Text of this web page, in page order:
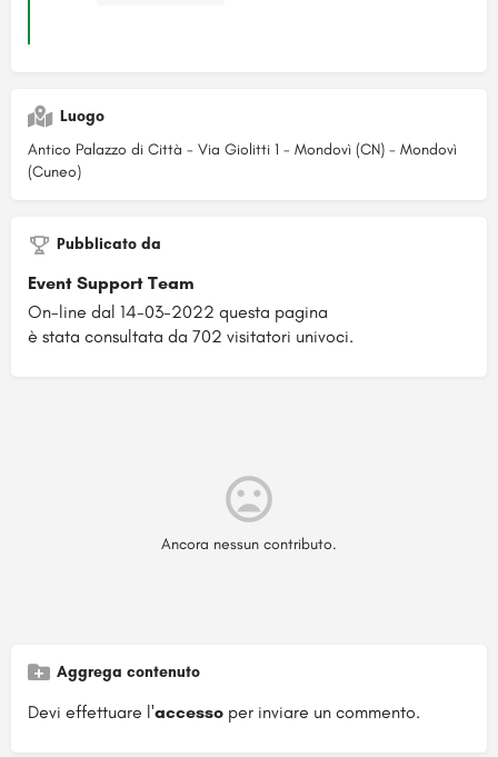
Luogo
Antico Palazzo di Città - Via Giolitti 1 - Mondovì (CN) - Mondovì
(Cuneo)
Pubblicato da
Event Support Team
On-line dal 14-03-2022 questa pagina
è stata consultata da 702 visitatori univoci.
Ancora nessun contributo.
Aggrega contenuto
Devi effettuare l'accesso per inviare un commento.